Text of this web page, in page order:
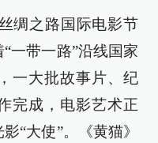
绸之路国际电影节
一带一路”沿线国家
一大批故事片、纪
完成，电影艺术正
“大使”。《黄猫》